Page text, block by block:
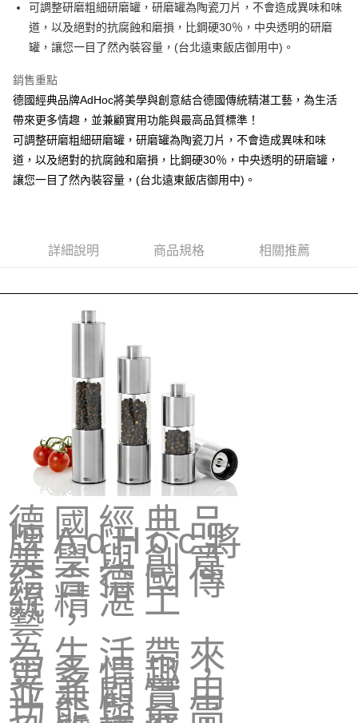
大哥付你分期
相關說明
【大哥付你分期使用說明】
2.付款方式選擇「大哥付你分期」，訂單成立後會自動跳轉到大哥付的交易
流程，驗證手機門號後，選擇欲分期的期數、繳款截止日，確認付款後即完
成交易。
3.實際核准額度、可分期數及費用金額請依後續交易確認頁面所載為準。
4.訂單成立30分鐘內，如未前往確認交易或遇審核未通過，訂單將自動取
消。如遇「轉專審核」未通過狀況，表示未達大哥付你分期系統評分，恕無
法說明評估內容。
【繳款方式說明】
用戶於交易時，得透過本服務購買商品或服務，並由商店將買賣／分期付款
買賣價金債權讓與本公司後，依約使用本公司帳單繳交帳款。
2.基於同意付款使用「大哥付你分期」之契約關係目的，商店將以您的個人
由本公司與您本人進行分期帳單所需資料之確認、核對及更正。
相關說明
【關於「AFTEE先享後付」】
AFTEE先享後付是「在收到商品之後才付款」的支付方式。 讓您購物簡單
１．簡單：不需註冊會員、不需綁卡、不需儲值。
２．便利：只要手機號碼，簡訊認證，即可結帳。
３．安心：先確認商品／服務後，再付款。
２．訂單成立數日內，您將收到繳費通知簡訊。
３．收到繳費通知簡訊後14天內，點擊此簡訊中的連結，可透過四大超商／
是否繳費成功／繳費後需取消欲退款等相關疑問，請聯繫「AFTEE先享後付
https://netprotections.freshdesk.com/support/home
【注意事項】
１．透過由恩沛科技股份有限公司提供之「AFTEE先享後付」服務完成之交
易，需依本服務之必要範圍內提供個人資料，並將交易相關給付款項請求債
權轉讓予恩沛科技股份有限公司。
２．關於個人資料處理事宜，請瀏覽以下網址：
https://aftee.tw/terms/#terms3
３．未成年的使用者請事先徵得法定代理人或監護人之同意方可使用
「AFTEE先享後付」，若未經同意申辦者引起之損失，本公司不負相關責
任。
４．使用「AFTEE先享後付」時，將依據個別帳號之用戶狀況，依本公司即
時審查核予不同之上限額度；若仍有額度不足之情形，本公司將視審查結果
請求用戶進行身份認證。
５．嚴禁一人註冊多個帳號或使用他人資訊註冊。若發現惡意使用之情形，
恩沛科技股份有限公司將有權停止該用戶之使用額度並採取法律行動。
ATM付款
運送方式
付款後全家取貨
每筆NT$70，滿NT$899(含以上)免運費
請自備購物袋，若需購買紙袋可現場詢問
可調整研磨粗細研磨罐，研磨罐為陶瓷刀片，不會造成異味和味
道，以及絕對的抗腐蝕和磨損，比鋼硬30％，中央透明的研磨
罐，讓您一目了然內裝容量，(台北遠東飯店御用中)。
銷售重點
德國經典品牌AdHoc將美學與創意結合德國傳統精湛工藝，為生活
帶來更多情趣，並兼顧實用功能與最高品質標準！
可調整研磨粗細研磨罐，研磨罐為陶瓷刀片，不會造成異味和味
道，以及絕對的抗腐蝕和磨損，比鋼硬30％，中央透明的研磨罐，
讓您一目了然內裝容量，(台北遠東飯店御用中)。
詳細說明 商品規格 相關推薦
德國經典品
牌 AdHoc將
美學與創意
結合德國傳
統精湛工
藝，
為生活帶來
更多情趣，
並兼顧實用
功能與最高